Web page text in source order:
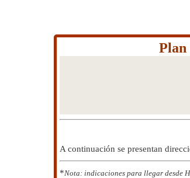
Plan
A continuación se presentan
*Nota: indicaciones para llegar desde